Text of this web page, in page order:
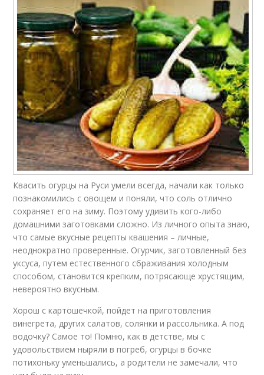
Квасить огурцы на Руси умели всегда, начали как только
познакомились с овощем и поняли, что соль отлично
сохраняет его на зиму. Поэтому удивить кого-либо
домашними заготовками сложно. Из личного опыта знаю,
что самые вкусные рецепты квашения – личные,
неоднократно проверенные. Огурчик, заготовленный без
уксуса, путем естественного сбраживания холодным
способом, становится крепким, потрясающе хрустящим,
невероятно вкусным.
Хорош с картошечкой, пойдет на приготовления
винегрета, других салатов, солянки и рассольника. А под
водочку? Самое то! Помню, как в детстве, мы с
удовольствием ныряли в погреб, огурцы в бочке
потихоньку уменьшались, а родители не замечали, что